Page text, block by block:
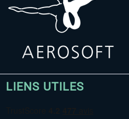
LIENS UTILES